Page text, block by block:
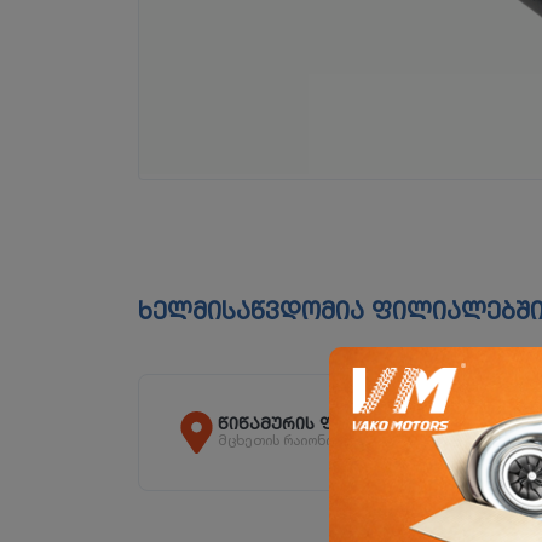
ხელმისაწვდომია
წიწამურის ფილიალი
მცხეთის რაიონი, სოფ. წიწამური